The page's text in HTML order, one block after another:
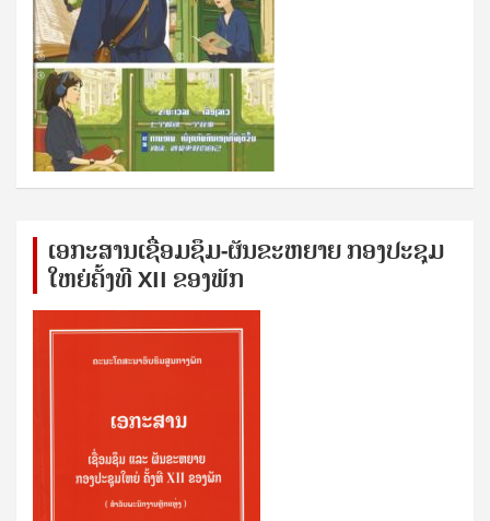
ເອກ​ະ​ສານ​ເຊ​ື່ອມ​ຊ​ຶມ-ຜັນ​ຂະ​ຫ​ຍາຍ ກອງ​ປະ​ຊຸມ​
ໃຫຍ່​ຄັ້ງ​ທີ XII ຂອງ​ພັກ